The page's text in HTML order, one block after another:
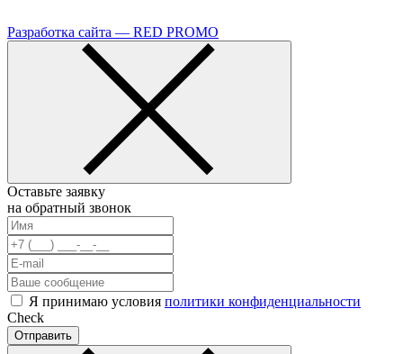
Разработка сайта — RED PROMO
Оставьте заявку
на обратный звонок
Я принимаю условия политики конфиденциальности
Check
Отправить